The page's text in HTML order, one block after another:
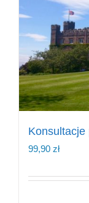
Konsultacje
99,90 zł